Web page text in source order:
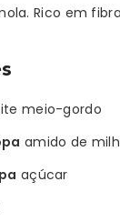
Rico em
meio-gordo
amido de
açúcar